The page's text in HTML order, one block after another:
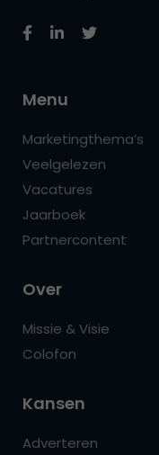
Menu
Marketingthema’s
Veelgelezen
Vacatures
Jaarboek
Partnercontent
Over
Missie & Visie
Colofon
Kansen
Adverteren